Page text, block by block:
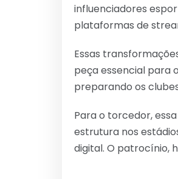
influenciadores
plataformas de
Essas
peça essencial para o
preparando os
Para o torcedor,
estrutura nos
digital. O patrocínio,